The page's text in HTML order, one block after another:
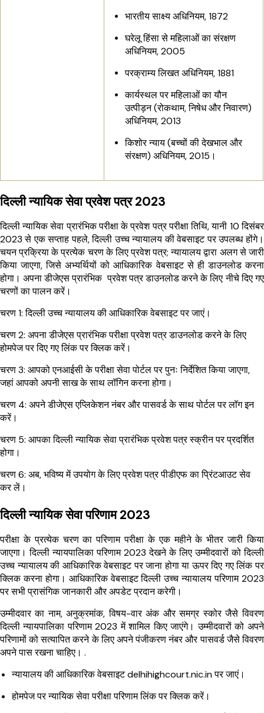
भारतीय साक्ष्य अधिनियम, 1872
घरेलू हिंसा से महिलाओं का संरक्षण
अधिनियम, 2005
परक्राम्य लिखत अधिनियम, 1881
कार्यस्थल पर महिलाओं का यौन
उत्पीड़न (रोकथाम, निषेध और निवारण)
अधिनियम, 2013
किशोर न्याय (बच्चों की देखभाल और
संरक्षण) अधिनियम, 2015।
दिल्ली न्यायिक सेवा प्रवेश पत्र 2023
दिल्ली न्यायिक सेवा प्रारंभिक परीक्षा के प्रवेश पत्र परीक्षा तिथि, यानी 10 दिसंबर
2023 से एक सप्ताह पहले, दिल्ली उच्च न्यायालय की वेबसाइट पर उपलब्ध होंगे।
चयन प्रक्रिया के प्रत्येक चरण के लिए प्रवेश पत्र; न्यायालय द्वारा अलग से जारी
किया जाएगा, जिसे अभ्यर्थियों को आधिकारिक वेबसाइट से ही डाउनलोड करना
होगा। अपना डीजेएस प्रारंभिक प्रवेश पत्र डाउनलोड करने के लिए नीचे दिए गए
चरणों का पालन करें।
चरण 1: दिल्ली उच्च न्यायालय की आधिकारिक वेबसाइट पर जाएं।
चरण 2: अपना डीजेएस प्रारंभिक परीक्षा प्रवेश पत्र डाउनलोड करने के लिए
होमपेज पर दिए गए लिंक पर क्लिक करें।
चरण 3: आपको एनआईसी के परीक्षा सेवा पोर्टल पर पुनः निर्देशित किया जाएगा,
जहां आपको अपनी साख के साथ लॉगिन करना होगा।
चरण 4: अपने डीजेएस एप्लिकेशन नंबर और पासवर्ड के साथ पोर्टल पर लॉग इन
करें।
चरण 5: आपका दिल्ली न्यायिक सेवा प्रारंभिक प्रवेश पत्र स्क्रीन पर प्रदर्शित
होगा।
चरण 6: अब, भविष्य में उपयोग के लिए प्रवेश पत्र पीडीएफ का प्रिंटआउट सेव
कर लें।
दिल्ली न्यायिक सेवा परिणाम 2023
परीक्षा के प्रत्येक चरण का परिणाम परीक्षा के एक महीने के भीतर जारी किया
जाएगा। दिल्ली न्यायपालिका परिणाम 2023 देखने के लिए उम्मीदवारों को दिल्ली
उच्च न्यायालय की आधिकारिक वेबसाइट पर जाना होगा या ऊपर दिए गए लिंक पर
क्लिक करना होगा। आधिकारिक वेबसाइट दिल्ली उच्च न्यायालय परिणाम 2023
पर सभी प्रासंगिक जानकारी और अपडेट प्रदान करेगी।
उम्मीदवार का नाम, अनुक्रमांक, विषय-वार अंक और समग्र स्कोर जैसे विवरण
दिल्ली न्यायपालिका परिणाम 2023 में शामिल किए जाएंगे। उम्मीदवारों को अपने
परिणामों को सत्यापित करने के लिए अपने पंजीकरण नंबर और पासवर्ड जैसे विवरण
अपने पास रखना चाहिए। .
न्यायालय की आधिकारिक वेबसाइट delhihighcourt.nic.in पर जाएं।
होमपेज पर न्यायिक सेवा परीक्षा परिणाम लिंक पर क्लिक करें।